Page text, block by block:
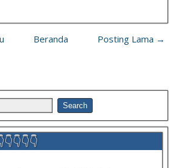
Posting Lama →
Beranda